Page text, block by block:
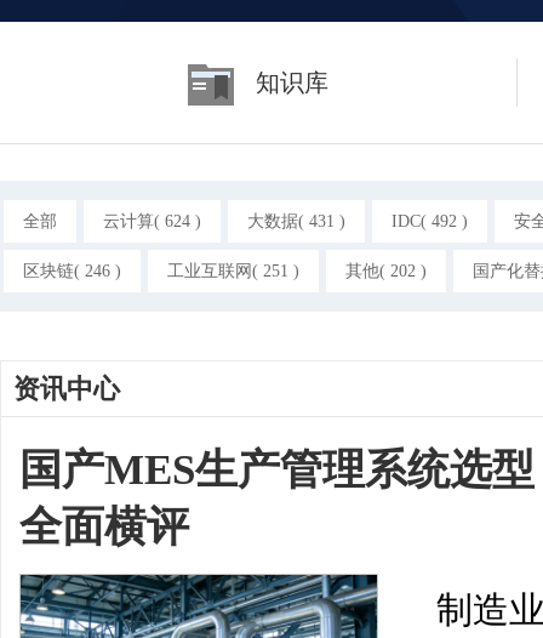
知识库
全部 云计算( 624 ) 大数据( 431 ) IDC( 492 ) 安
区块链( 246 ) 工业互联网( 251 ) 其他( 202 ) 国产化
资讯中心
国产MES生产管理系统选
全面横评
制造